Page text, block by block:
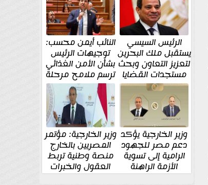
الرئيس السيسي
يستقبل ملك البحرين
لتعزيز التعاون وبحث
مستجدات القضايا
الإقليمية والدولية
النائب أيمن محسب:
توجيهات الرئيس
بشأن الأمن الغذائي
ترسم ملامح مرحلة
جديدة
وزير الخارجية يؤكد
دعم مصر للجهود
الرامية إلى تسوية
الأزمة الراهنة
وزير الخارجية: مؤتمر
المصريين بالخارج
منصة وطنية تربط
العقول والخبرات
المصرية بالدولة